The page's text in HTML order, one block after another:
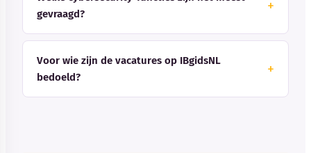
gevraagd?
Voor wie zijn de vacatures op IBgidsNL
bedoeld?